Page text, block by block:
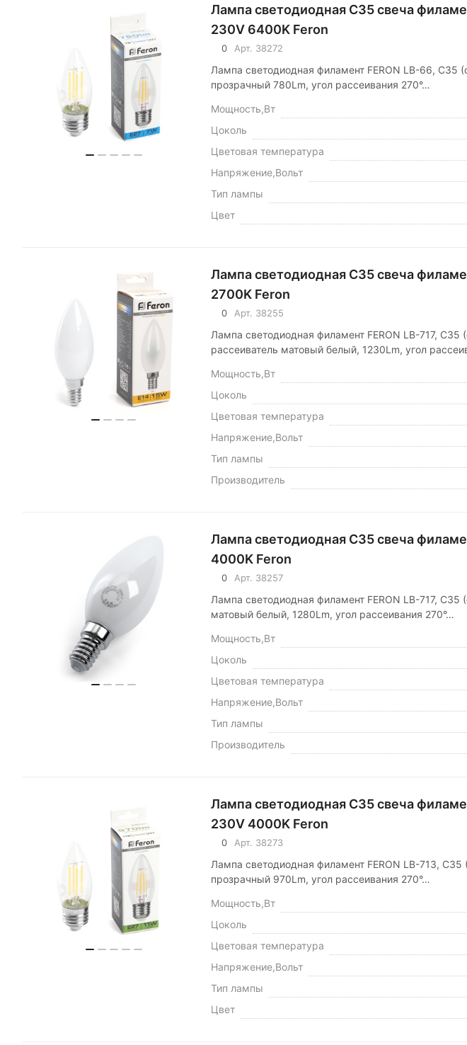
Лампа светодиодная C35 свеча
230V 6400K Feron
0 Арт. 38272
Лампа светодиодная филамент FERON LB-66, C35
прозрачный 780Lm, угол рассеивания 270°…
Мощность,Вт
Цоколь
Цветовая температура
Напряжение,Вольт
Тип лампы
Цвет
Лампа светодиодная C35 свеча
2700K Feron
0 Арт. 38255
Лампа светодиодная филамент FERON LB-717,
рассеиватель матовый белый, 1230Lm, угол
Мощность,Вт
Цоколь
Цветовая температура
Напряжение,Вольт
Тип лампы
Производитель
Лампа светодиодная C35 свеча
4000K Feron
0 Арт. 38257
Лампа светодиодная филамент FERON LB-717,
матовый белый, 1280Lm, угол рассеивания 270°…
Мощность,Вт
Цоколь
Цветовая температура
Напряжение,Вольт
Тип лампы
Производитель
Лампа светодиодная C35 свеча
230V 4000K Feron
0 Арт. 38273
Лампа светодиодная филамент FERON LB-713,
прозрачный 970Lm, угол рассеивания 270°…
Мощность,Вт
Цоколь
Цветовая температура
Напряжение,Вольт
Тип лампы
Цвет